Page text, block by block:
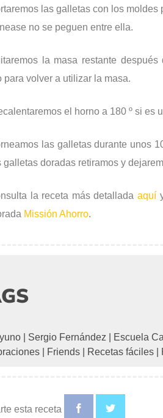
las galletas con los
no se peguen entre ella.
la masa restante
para volver a utilizar la masa.
el horno a 180 º si es
las galletas durante unos
galletas doradas retiramos y
la receta más detalladaaquí
Missión Ahorro.
Sergio Fernández Escuela
Friends Recetas fáciles
esta receta